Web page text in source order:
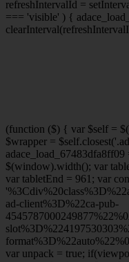
refreshIntervalId =
=== 'visible' ) {
(function ($) { var $self =
$wrapper =
$(window).width(); var
var tabletEnd = 961; var
ad-client%3D%22ca-pub-
var unpack = true;